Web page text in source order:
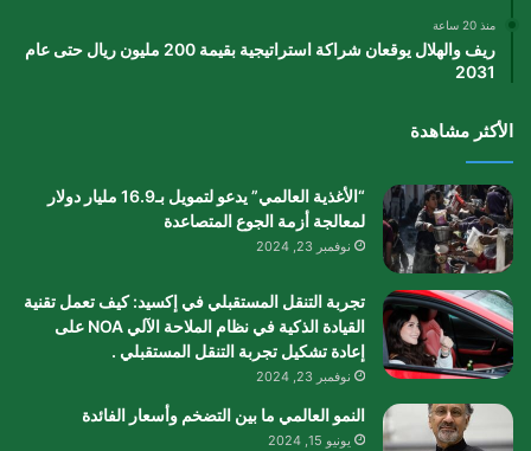
منذ 20 ساعة
ريف والهلال يوقعان شراكة استراتيجية بقيمة 200 مليون ريال حتى عام
2031
الأكثر مشاهدة
“الأغذية العالمي” يدعو لتمويل بـ16.9 مليار دولار
لمعالجة أزمة الجوع المتصاعدة
نوفمبر 23, 2024
تجربة التنقل المستقبلي في إكسيد: كيف تعمل تقنية
القيادة الذكية في نظام الملاحة الآلي NOA على
إعادة تشكيل تجربة التنقل المستقبلي .
نوفمبر 23, 2024
النمو العالمي ما بين التضخم وأسعار الفائدة
يونيو 15, 2024